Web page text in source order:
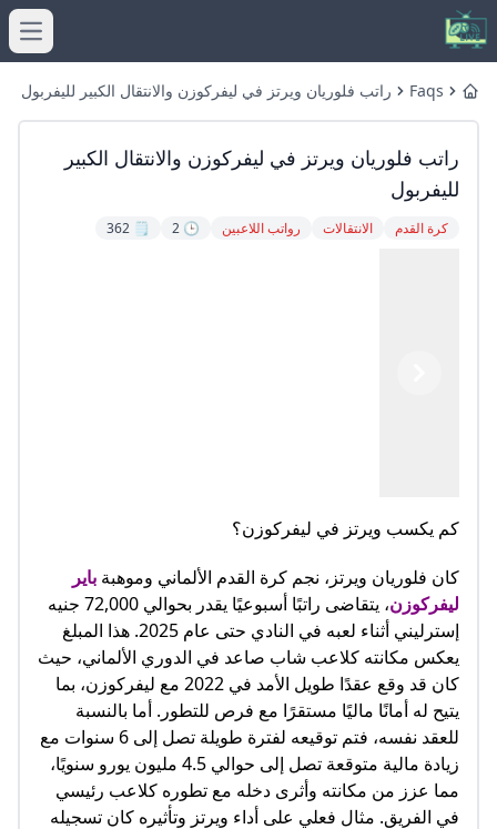
Home
Faqs راتب فلوريان ويرتز في ليفركوزن والانتقال الكبير لليفربول
راتب فلوريان ويرتز في ليفركوزن والانتقال الكبير
لليفربول
كرة القدم الانتقالات رواتب اللاعبين 🕒 2
🗒️ 362
كم يكسب ويرتز في ليفركوزن؟
كان فلوريان ويرتز، نجم كرة القدم الألماني وموهبة باير
ليفركوزن
، يتقاضى راتبًا أسبوعيًا يقدر بحوالي 72,000 جنيه
إسترليني أثناء لعبه في النادي حتى عام 2025. هذا المبلغ
يعكس مكانته كلاعب شاب صاعد في الدوري الألماني، حيث
كان قد وقع عقدًا طويل الأمد في 2022 مع ليفركوزن، بما
يتيح له أمانًا ماليًا مستقرًا مع فرص للتطور. أما بالنسبة
للعقد نفسه، فتم توقيعه لفترة طويلة تصل إلى 6 سنوات مع
زيادة مالية متوقعة تصل إلى حوالي 4.5 مليون يورو سنويًا،
مما عزز من مكانته وأثرى دخله مع تطوره كلاعب رئيسي
في الفريق. مثال فعلي على أداء ويرتز وتأثيره كان تسجيله